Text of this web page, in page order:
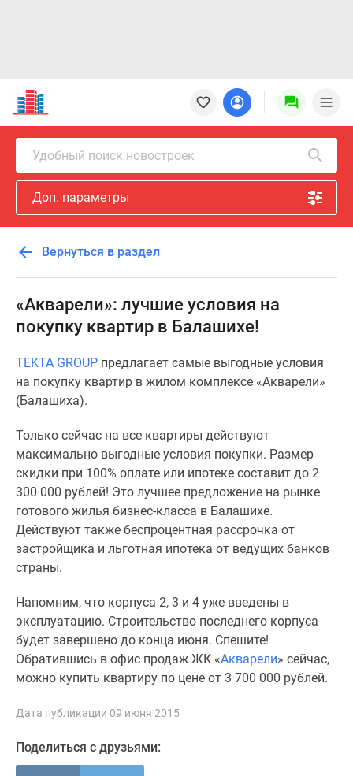
Новостройки
Квартиры
Ипотека
Новостройки
Москвы
Новостройки
Подмосковья
Новостройки
Москвы
Готовые
новостройки
Новостройки
Специальные
предложения
Коммерческие
помещения
застройщики
новостроек
Видеообзор
новостроек
Экспертиза
новостроек
Экология
Москвы
Подмосковья
комнатные
Удобный поиск новостроек
Доп. параметры
Вернуться в раздел
«Акварели»: лучшие условия на
покупку квартир в Балашихе!
TEKTA GROUP предлагает самые выгодные условия
на покупку квартир в жилом комплексе «Акварели»
(Балашиха).
Только сейчас на все квартиры действуют
максимально выгодные условия покупки. Размер
скидки при 100% оплате или ипотеке составит до 2
300 000 рублей! Это лучшее предложение на рынке
готового жилья бизнес-класса в Балашихе.
Действуют также беспроцентная рассрочка от
застройщика и льготная ипотека от ведущих банков
страны.
Напомним, что корпуса 2, 3 и 4 уже введены в
эксплуатацию. Строительство последнего корпуса
будет завершено до конца июня. Спешите!
Обратившись в офис продаж ЖК «Акварели» сейчас,
можно купить квартиру по цене от 3 700 000 рублей.
Дата публикации 09 июня 2015
Поделиться с друзьями: